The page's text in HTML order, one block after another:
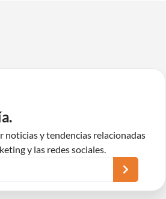
noticias y tendencias relacionadas
y las redes sociales.